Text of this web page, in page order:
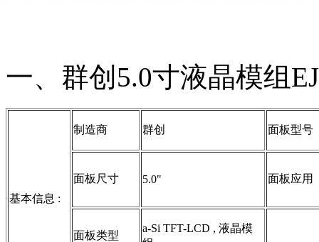
一、群创5.0寸液晶模组
基本信息 :
制造商 群创 面板型号
面板尺寸 5.0" 面板应用
面板类型
a-Si TFT-LCD , 液晶模